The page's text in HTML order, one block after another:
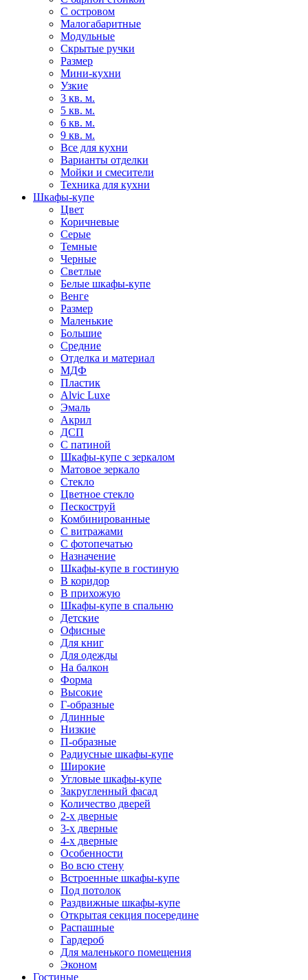
С островом
Малогабаритные
Модульные
Скрытые ручки
Размер
Мини-кухни
Узкие
3 кв. м.
5 кв. м.
6 кв. м.
9 кв. м.
Все для кухни
Варианты отделки
Мойки и смесители
Техника для кухни
Шкафы-купе
Цвет
Коричневые
Серые
Темные
Черные
Светлые
Белые шкафы-купе
Венге
Размер
Маленькие
Большие
Средние
Отделка и материал
МДФ
Пластик
Alvic Luxe
Эмаль
Акрил
ДСП
С патиной
Шкафы-купе с зеркалом
Матовое зеркало
Стекло
Цветное стекло
Пескоструй
Комбинированные
С витражами
С фотопечатью
Назначение
Шкафы-купе в гостиную
В коридор
В прихожую
Шкафы-купе в спальню
Детские
Офисные
Для книг
Для одежды
На балкон
Форма
Высокие
Г-образные
Длинные
Низкие
П-образные
Радиусные шкафы-купе
Широкие
Угловые шкафы-купе
Закругленный фасад
Количество дверей
2-х дверные
3-х дверные
4-х дверные
Особенности
Во всю стену
Встроенные шкафы-купе
Под потолок
Раздвижные шкафы-купе
Открытая секция посередине
Распашные
Гардероб
Для маленького помещения
Эконом
Гостиные